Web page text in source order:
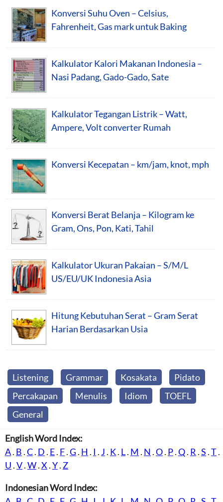
Konversi Suhu Oven – Celsius,
Fahrenheit, Gas mark untuk Baking
Kalkulator Kalori Makanan Indonesia –
Nasi Padang, Gado-Gado, Sate
Kalkulator Tegangan Listrik – Watt,
Ampere, Volt converter Rumah
Konversi Kecepatan – km/jam, knot, mph
Konversi Berat Belanja – Kilogram ke
Gram, Ons, Pon, Kati, Tahil
Kalkulator Ukuran Pakaian – S/M/L
US/EU/UK Indonesia Asia
Hitung Kebutuhan Serat – Gram Serat
Harian Berdasarkan Usia
Listening Grammar Kosakata
Pidato
Percakapan
Menulis Idiom
TOEFL
General
English Word Index:
A. B .C. D . E. F.G. H . I . J . K. L. M . N .O. P.Q. R .S .T.
U .V.W.X .Y. Z
Indonesian Word Index: